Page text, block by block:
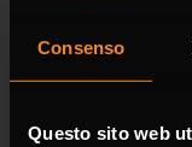
Consenso
Questo sito web